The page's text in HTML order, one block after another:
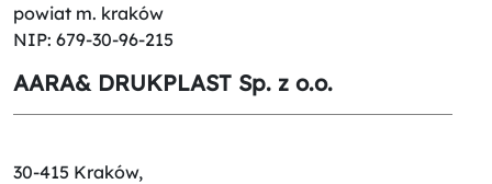
powiat m. kraków
NIP: 679-30-96-215
AARA& DRUKPLAST Sp. z o.o.
30-415 Kraków,